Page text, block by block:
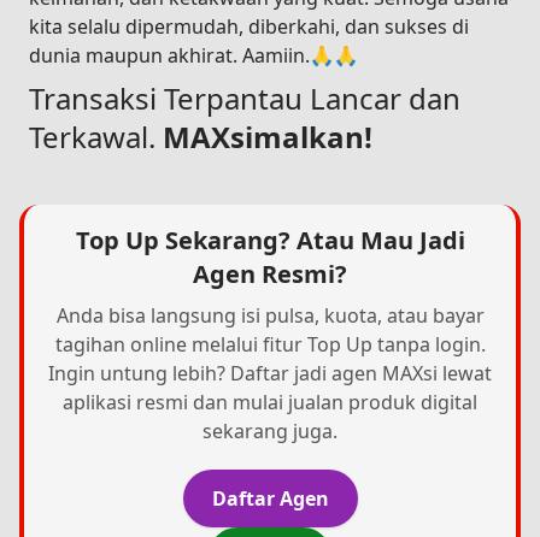
kita selalu dipermudah, diberkahi, dan sukses di
dunia maupun akhirat. Aamiin.🙏🙏
Transaksi Terpantau Lancar dan
Terkawal. MAXsimalkan!
Top Up Sekarang? Atau Mau Jadi
Agen Resmi?
Anda bisa langsung isi pulsa, kuota, atau bayar
tagihan online melalui fitur Top Up tanpa login.
Ingin untung lebih? Daftar jadi agen MAXsi lewat
aplikasi resmi dan mulai jualan produk digital
sekarang juga.
Daftar Agen